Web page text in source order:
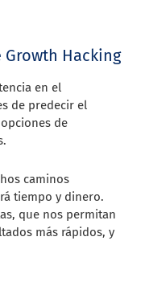
Hacking
en el
de predecir el
de
caminos
tiempo y dinero.
que nos permitan
más rápidos, y